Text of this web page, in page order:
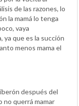
de las razones, lo
la mamá lo tenga
vaya
ya que es la succión
menos mama el
después del
no querrá mamar